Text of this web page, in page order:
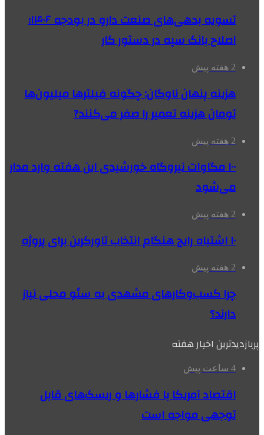
تسویه بدهی‌های صنعت دارو در بودجه ۱۴۰۶؛
اصلاح بانک سپه در دستور کار
2 هفته پیش
هزینه پنهان ناوگان: چگونه فیلترها میلیون‌ها
تومان هزینه تعمیر را صفر می‌کنند?
2 هفته پیش
۱۰۰ مگاوات نیروگاه‌ خورشیدی این هفته وارد مدار
می‌شود
2 هفته پیش
۱۰ اشتباه رایج هنگام انتخاب تاورکرین برای پروژه
2 هفته پیش
چرا کسب‌وکارهای مشهدی به سئو محلی نیاز
دارند؟
پربازدیدترین اخبار هفته
4 ساعت پیش
اقتصاد آمریکا با فشارها و ریسک‌های قابل
توجهی مواجه است